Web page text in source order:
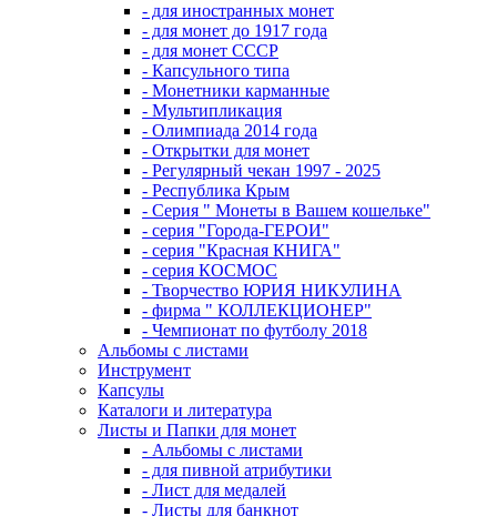
- для иностранных монет
- для монет до 1917 года
- для монет СССР
- Капсульного типа
- Монетники карманные
- Мультипликация
- Олимпиада 2014 года
- Открытки для монет
- Регулярный чекан 1997 - 2025
- Республика Крым
- Серия " Монеты в Вашем кошельке"
- серия "Города-ГЕРОИ"
- серия "Красная КНИГА"
- серия КОСМОС
- Творчество ЮРИЯ НИКУЛИНА
- фирма " КОЛЛЕКЦИОНЕР"
- Чемпионат по футболу 2018
Альбомы с листами
Инструмент
Капсулы
Каталоги и литература
Листы и Папки для монет
- Альбомы с листами
- для пивной атрибутики
- Лист для медалей
- Листы для банкнот